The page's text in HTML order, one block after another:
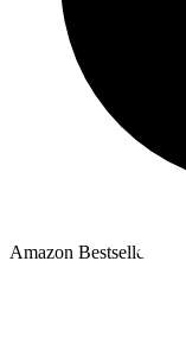
Amazon Bestseller